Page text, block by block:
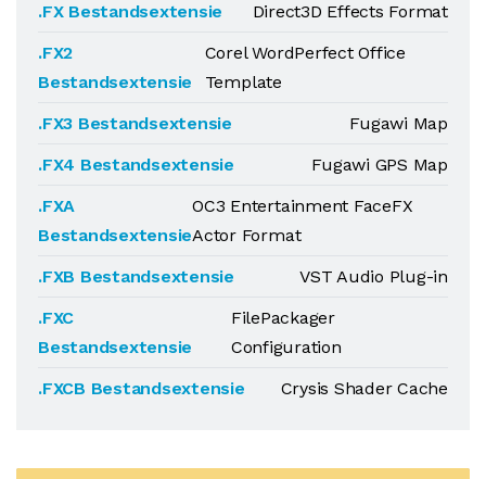
.FX Bestandsextensie
Direct3D Effects Format
.FX2
Bestandsextensie
Corel WordPerfect Office
Template
.FX3 Bestandsextensie
Fugawi Map
.FX4 Bestandsextensie
Fugawi GPS Map
.FXA
Bestandsextensie
OC3 Entertainment FaceFX
Actor Format
.FXB Bestandsextensie
VST Audio Plug-in
.FXC
Bestandsextensie
FilePackager
Configuration
.FXCB Bestandsextensie
Crysis Shader Cache